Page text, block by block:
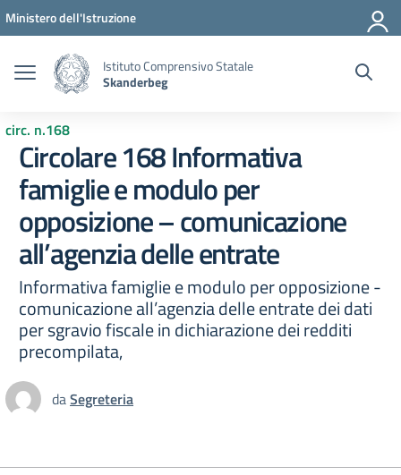
Vai ai contenuti
Vai al menu di navigazione
Vai al footer
Ministero dell'Istruzione
Istituto Comprensivo Statale
Skanderbeg
circ. n.168
Circolare 168 Informativa
famiglie e modulo per
opposizione – comunicazione
all’agenzia delle entrate
Informativa famiglie e modulo per opposizione -
comunicazione all’agenzia delle entrate dei dati
per sgravio fiscale in dichiarazione dei redditi
precompilata,
daSegreteria